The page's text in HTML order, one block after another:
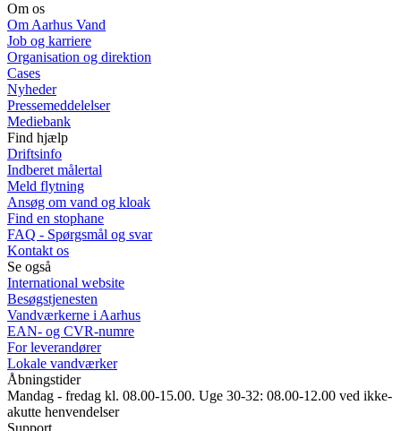
Om os
Om Aarhus Vand
Job og karriere
Organisation og direktion
Cases
Nyheder
Pressemeddelelser
Mediebank
Find hjælp
Driftsinfo
Indberet målertal
Meld flytning
Ansøg om vand og kloak
Find en stophane
FAQ - Spørgsmål og svar
Kontakt os
Se også
International website
Besøgstjenesten
Vandværkerne i Aarhus
EAN- og CVR-numre
For leverandører
Lokale vandværker
Åbningstider
Mandag - fredag kl. 08.00-15.00. Uge 30-32: 08.00-12.00 ved ikke-
akutte henvendelser
Support